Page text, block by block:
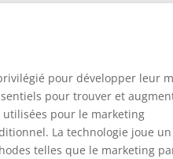
pour développer leur
pour trouver et
pour le marketing
La technologie joue
telles que le marketing